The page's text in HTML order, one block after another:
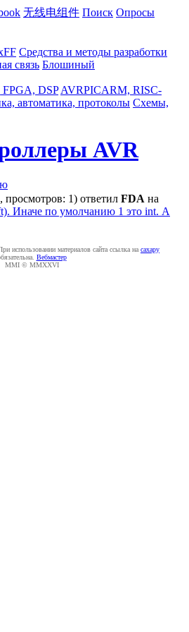
无线电组件 Поиск Опросы
Средства и методы разработки
связь Блошиный
DSP AVRPICARM, RISC-
автоматика, протоколы Схемы,
AVR
просмотров: 1) ответил FDA на
Иначе по умолчанию 1 это int. А
использовании материалов сайта ссылка на caxapу
Вебмастер
MMI © MMXXVI